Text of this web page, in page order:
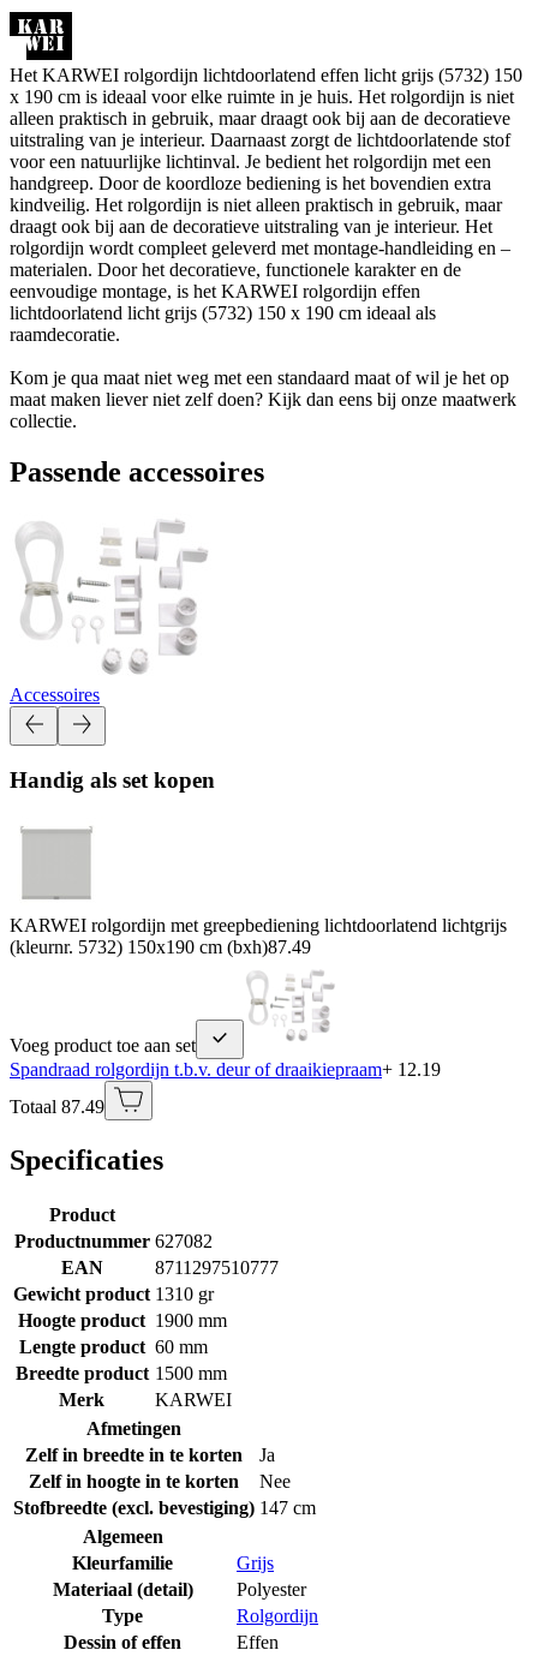
Het KARWEI rolgordijn lichtdoorlatend effen licht grijs (5732) 150
x 190 cm is ideaal voor elke ruimte in je huis. Het rolgordijn is niet
alleen praktisch in gebruik, maar draagt ook bij aan de decoratieve
uitstraling van je interieur. Daarnaast zorgt de lichtdoorlatende stof
voor een natuurlijke lichtinval. Je bedient het rolgordijn met een
handgreep. Door de koordloze bediening is het bovendien extra
kindveilig. Het rolgordijn is niet alleen praktisch in gebruik, maar
draagt ook bij aan de decoratieve uitstraling van je interieur. Het
rolgordijn wordt compleet geleverd met montage-handleiding en –
materialen. Door het decoratieve, functionele karakter en de
eenvoudige montage, is het KARWEI rolgordijn effen
lichtdoorlatend licht grijs (5732) 150 x 190 cm ideaal als
raamdecoratie.
Kom je qua maat niet weg met een standaard maat of wil je het op
maat maken liever niet zelf doen? Kijk dan eens bij onze maatwerk
collectie.
Passende accessoires
Accessoires
Handig als set kopen
KARWEI rolgordijn met greepbediening lichtdoorlatend lichtgrijs
(kleurnr. 5732) 150x190 cm (bxh)87.49
Voeg product toe aan set
Spandraad rolgordijn t.b.v. deur of draaikiepraam+ 12.19
Totaal 87.49
Specificaties
Product
Productnummer 627082
EAN
8711297510777
Gewicht product 1310 gr
Hoogte product 1900 mm
Lengte product 60 mm
Breedte product 1500 mm
Merk
KARWEI
Afmetingen
Zelf in breedte in te korten
Ja
Zelf in hoogte in te korten
Nee
Stofbreedte (excl. bevestiging) 147 cm
Algemeen
Kleurfamilie
Grijs
Materiaal (detail)
Polyester
Type
Rolgordijn
Dessin of effen
Effen